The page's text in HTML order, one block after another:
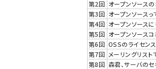
第2回 オープンソースの
第3回 オープンソースっ
第4回 オープンソース
第5回 オープンソースコ
第6回 OSSのライセン
第7回 メーリングリスト
第8回 森君、サーバの